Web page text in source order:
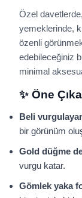
Özel
yemeklerinde,
özenli
edebileceğiniz
minimal
✨ Öne
Beli
bir görünüm
Gold düğme
vurgu katar.
Gömlek yaka